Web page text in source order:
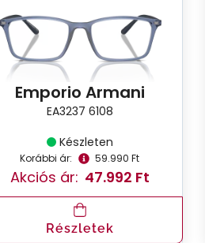
Emporio Armani
EA3237 6108
Készleten
Korábbi ár: 59.990 Ft
Akciós ár: 47.992 Ft
Részletek